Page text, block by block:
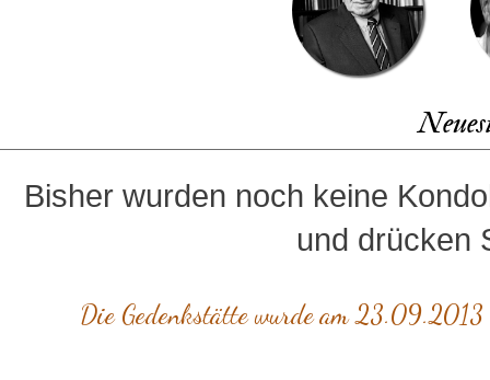
Bisher wurden noch keine
und drücken
Die Gedenkstätte wurde am